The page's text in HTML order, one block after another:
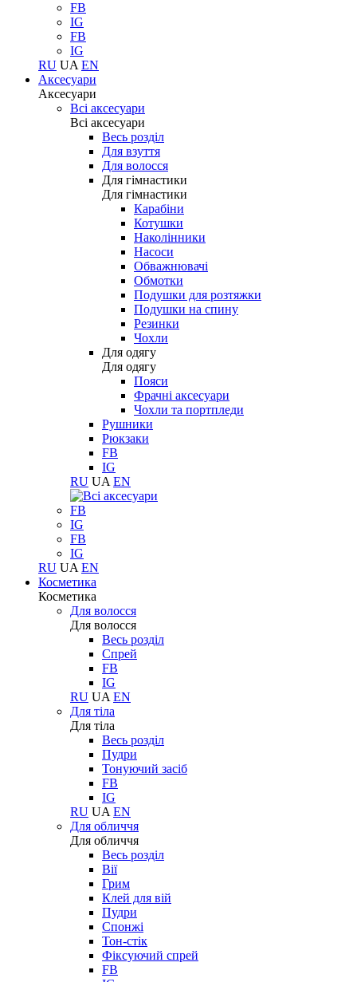
FB
IG
FB
IG
RU UA EN
Аксесуари
Аксесуари
Всі аксесуари
Всі аксесуари
Весь розділ
Для взуття
Для волосся
Для гімнастики
Для гімнастики
Карабіни
Котушки
Наколінники
Насоси
Обважнювачі
Обмотки
Подушки для розтяжки
Подушки на спину
Резинки
Чохли
Для одягу
Для одягу
Пояси
Фрачні аксесуари
Чохли та портпледи
Рушники
Рюкзаки
FB
IG
RU UA EN
FB
IG
FB
IG
RU UA EN
Косметика
Косметика
Для волосся
Для волосся
Весь розділ
Спрей
FB
IG
RU UA EN
Для тіла
Для тіла
Весь розділ
Пудри
Тонуючий засіб
FB
IG
RU UA EN
Для обличчя
Для обличчя
Весь розділ
Вії
Грим
Клей для вій
Пудри
Спонжі
Тон-стік
Фіксуючий спрей
FB